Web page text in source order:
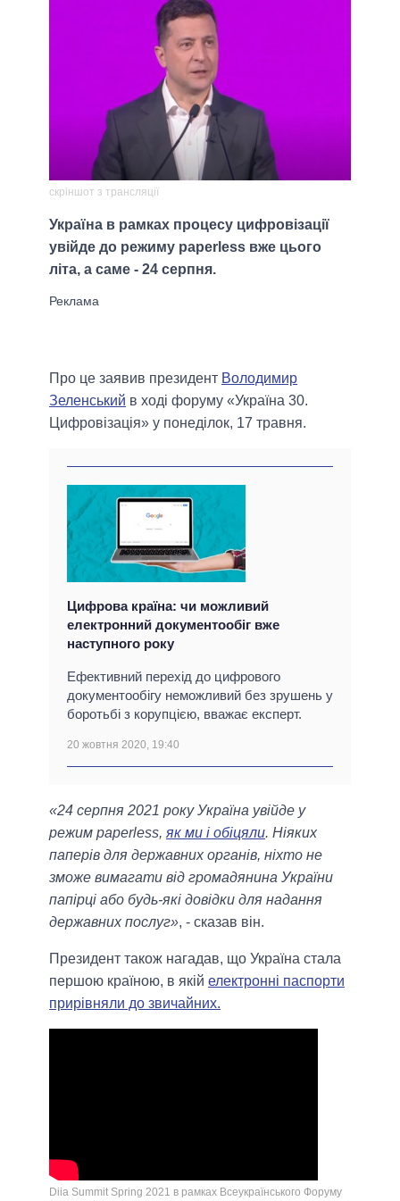
скріншот з трансляції
Україна в рамках процесу цифровізації
увійде до режиму paperless вже цього
літа, а саме - 24 серпня.
Про це заявив президент Володимир
Зеленський в ході форуму «Україна 30.
Цифровізація» у понеділок, 17 травня.
Цифрова країна: чи можливий
електронний документообіг вже
наступного року
Ефективний перехід до цифрового
документообігу неможливий без зрушень у
боротьбі з корупцією, вважає експерт.
20 жовтня 2020, 19:40
«24 серпня 2021 року Україна увійде у
режим paperless, як ми і обіцяли. Ніяких
паперів для державних органів, ніхто не
зможе вимагати від громадянина України
папірці або будь-які довідки для надання
державних послуг», - сказав він.
Президент також нагадав, що Україна стала
першою країною, в якій електронні паспорти
прирівняли до звичайних.
Diia Summit Spring 2021 в рамках Всеукраїнського Форуму